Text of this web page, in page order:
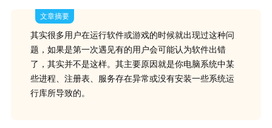
文章摘要
其实很多用户在运行软件或游戏的时候就出现过这种问
题，如果是第一次遇见有的用户会可能认为软件出错
了，其实并不是这样。其主要原因就是你电脑系统中某
些进程、注册表、服务存在异常或没有安装一些系统运
行库所导致的。